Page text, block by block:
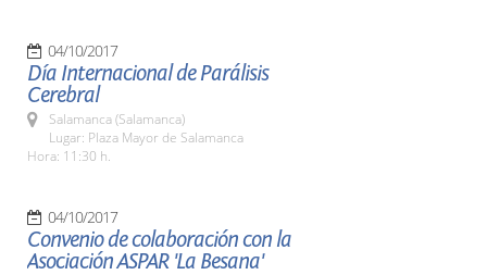
04/10/2017
Día Internacional de Parálisis
Cerebral
Salamanca (Salamanca)
Lugar: Plaza Mayor de Salamanca
Hora: 11:30 h.
04/10/2017
Convenio de colaboración con la
Asociación ASPAR 'La Besana'